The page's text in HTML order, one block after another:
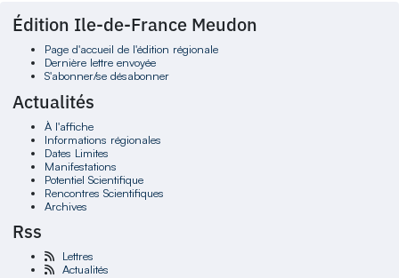
Édition Ile-de-France Meudon
Page d'accueil de l'édition régionale
Dernière lettre envoyée
S'abonner/se désabonner
Actualités
À l'affiche
Informations régionales
Dates Limites
Manifestations
Potentiel Scientifique
Rencontres Scientifiques
Archives
Rss
Lettres
Actualités